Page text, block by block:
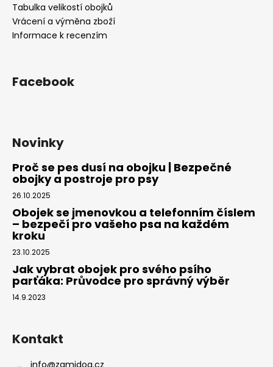
Tabulka velikostí obojků
Vrácení a výměna zboží
Informace k recenzím
Facebook
Novinky
Proč se pes dusí na obojku | Bezpečné
obojky a postroje pro psy
26.10.2025
Obojek se jmenovkou a telefonním číslem
– bezpečí pro vašeho psa na každém
kroku
23.10.2025
Jak vybrat obojek pro svého psího
parťáka: Průvodce pro správný výběr
14.9.2023
Kontakt
info@zamidog.cz